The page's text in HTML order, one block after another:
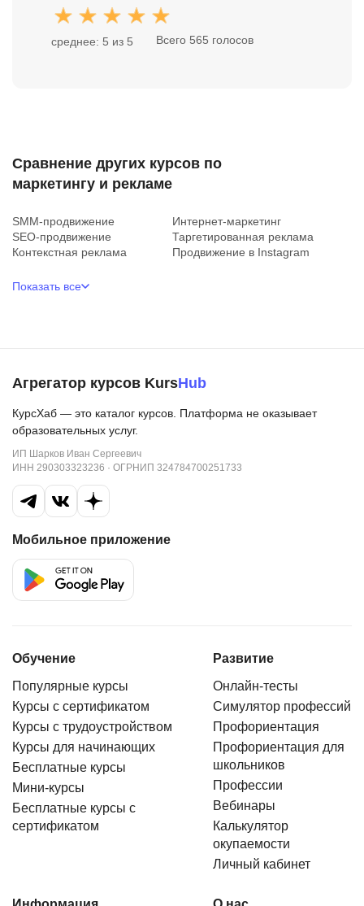
среднее: 5 из 5 Всего 565 голосов
Сравнение других курсов по
маркетингу и рекламе
SMM-продвижение
Интернет-маркетинг
SEO-продвижение
Таргетированная реклама
Контекстная реклама
Продвижение в Instagram
Показать все
Агрегатор курсов KursHub
КурсХаб — это каталог курсов. Платформа не оказывает
образовательных услуг.
ИП Шарков Иван Сергеевич
ИНН 290303323236 · ОГРНИП 324784700251733
Мобильное приложение
Обучение
Популярные курсы
Курсы с сертификатом
Курсы с трудоустройством
Курсы для начинающих
Бесплатные курсы
Мини-курсы
Бесплатные курсы с
сертификатом
Развитие
Онлайн-тесты
Симулятор профессий
Профориентация
Профориентация для
школьников
Профессии
Вебинары
Калькулятор
окупаемости
Личный кабинет